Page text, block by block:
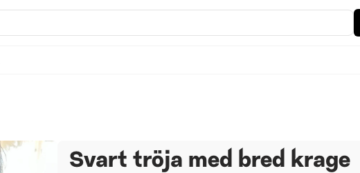
Svart tröja med bred krage